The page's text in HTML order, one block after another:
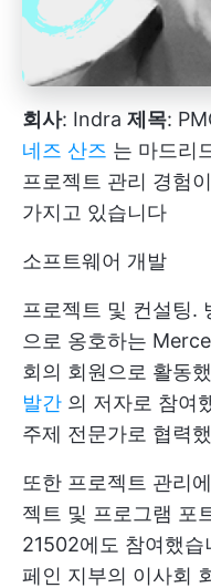
회사: Indra 제목:
네즈 산즈 는 마드리
프로젝트 관리 경험
가지고 있습니다
소프트웨어 개발
프로젝트 및 컨설팅.
으로 옹호하는
회의 회원으로 활동
발간 의 저자로 참여
주제 전문가로 협력
또한 프로젝트 관리
젝트 및 프로그램 포
21502에도 참여했
페인 지부의 이사회